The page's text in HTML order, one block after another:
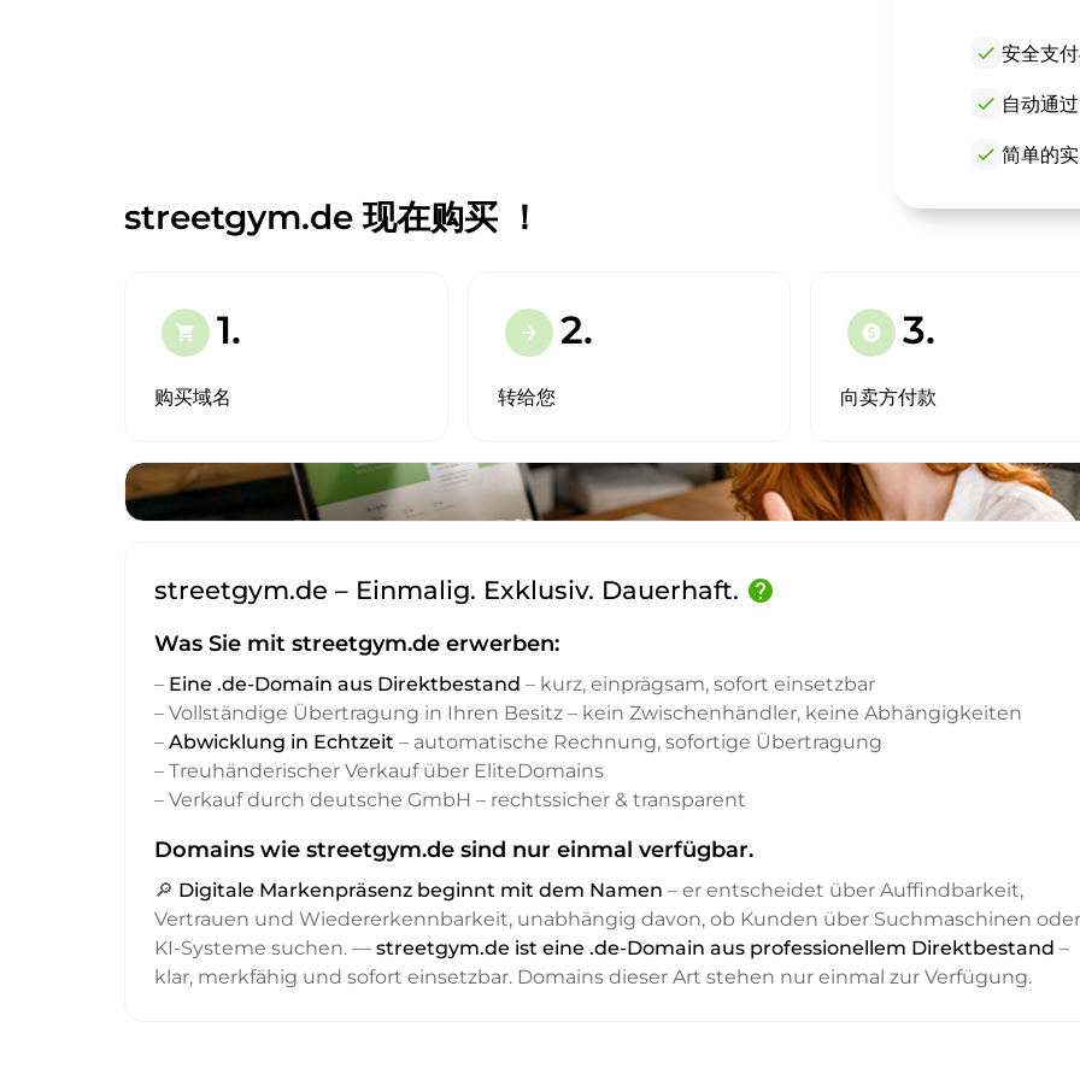
check 安全支
check 自动通
check 简单的
streetgym.de 现在购买 ！
shopping_cart 1.
购买域名
arrow_forward 2.
转给您
paid 3.
向卖方付款
streetgym.de – Einmalig. Exklusiv. Dauerhaft. help
Was Sie mit streetgym.de erwerben:
– Eine .de-Domain aus Direktbestand – kurz, einprägsam, sofort einsetzbar
– Vollständige Übertragung in Ihren Besitz – kein Zwischenhändler, keine Abhängigkeiten
– Abwicklung in Echtzeit – automatische Rechnung, sofortige Übertragung
– Treuhänderischer Verkauf über EliteDomains
– Verkauf durch deutsche GmbH – rechtssicher & transparent
Domains wie streetgym.de sind nur einmal verfügbar.
🔎 Digitale Markenpräsenz beginnt mit dem Namen – er entscheidet über Auffindbarkeit,
Vertrauen und Wiedererkennbarkeit, unabhängig davon, ob Kunden über Suchmaschinen oder
KI-Systeme suchen. — streetgym.de ist eine .de-Domain aus professionellem Direktbestand –
klar, merkfähig und sofort einsetzbar. Domains dieser Art stehen nur einmal zur Verfügung.